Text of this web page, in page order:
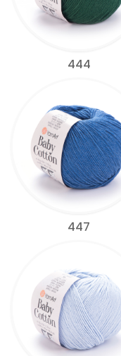
444
447